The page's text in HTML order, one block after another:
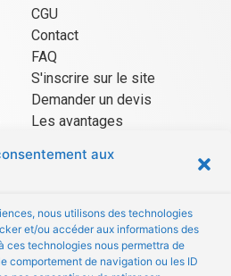
aux
nous utilisons des technologies
et/ou accéder aux informations des
ces technologies nous permettra de
comportement de navigation ou les ID
CGU
Contact
FAQ
S'inscrire sur le site
Demander un devis
Les avantages